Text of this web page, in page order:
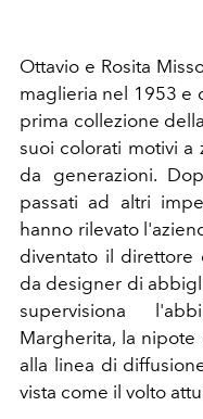
Ottavio e Rosita
maglieria nel 1953 e
prima collezione
suoi colorati motivi a
da generazioni.
passati ad altri
hanno rilevato
diventato il direttore
da designer di
supervisiona
Margherita, la nipote
alla linea di
vista come il volto